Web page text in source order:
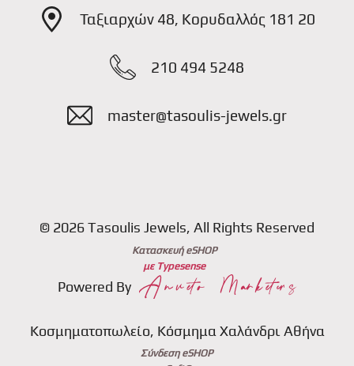
Ταξιαρχών 48, Κορυδαλλός 181 20
210 494 5248
master@tasoulis-jewels.gr
© 2026 Tasoulis Jewels, All Rights Reserved
Κατασκευή eSHOP
με Typesense
Powered By
Κοσμηματοπωλείο, Κόσμημα Χαλάνδρι Αθήνα
Σύνδεση eSHOP